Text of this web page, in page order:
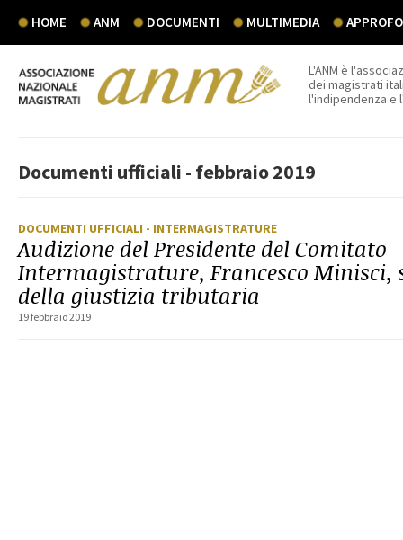
HOME ANM DOCUMENTI MULTIMEDIA
L'ANM è
dei magistrati
l'indipendenza e
Documenti ufficiali - febbraio 2019
DOCUMENTI UFFICIALI - INTERMAGISTRATURE
Audizione del Presidente del Comitato
Intermagistrature, Francesco
della giustizia tributaria
19 febbraio 2019